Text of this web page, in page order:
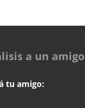
a un amigo
tu amigo: